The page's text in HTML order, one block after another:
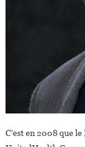
C’est en 2008 que